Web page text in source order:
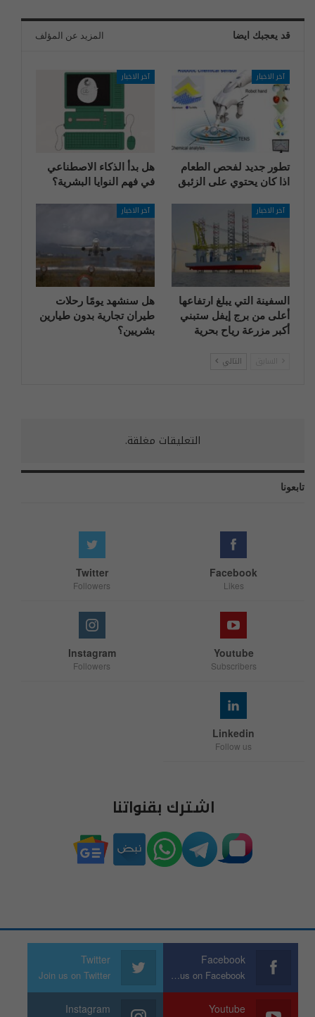
قد يعجبك ايضا المزيد عن المؤلف
آخر الاخبار
تطور جديد لفحص الطعام
اذا كان يحتوي على الزئبق
آخر الاخبار
هل بدأ الذكاء الاصطناعي
في فهم النوايا البشرية؟
آخر الاخبار
السفينة التي يبلغ ارتفاعها
أعلى من برج إيفل ستبني
أكبر مزرعة رياح بحرية
آخر الاخبار
هل سنشهد يومًا رحلات
طيران تجارية بدون طيارين
بشريين؟
التالي
التعليقات مغلقة.
تابعونا
Facebook
Likes
Twitter
Followers
Youtube
Subscribers
Instagram
Followers
Linkedin
Follow us
اشترك بقنواتنا
Facebook
Join us on Facebook
Twitter
Join us on Twitter
Youtube
Instagram